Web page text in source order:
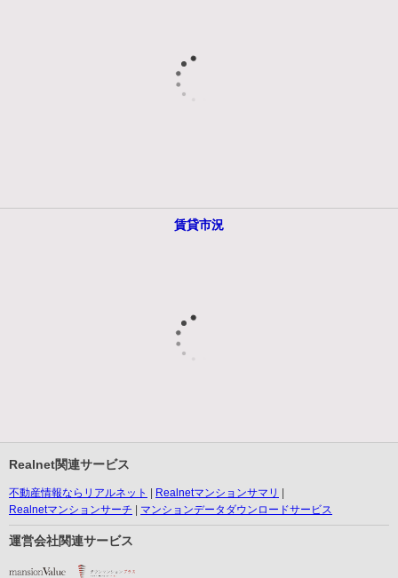
賃貸市況
Realnet関連サービス
不動産情報ならリアルネット
Realnetマンションサマリ
Realnetマンションサーチ
マンションデータダウンロードサービス
運営会社関連サービス